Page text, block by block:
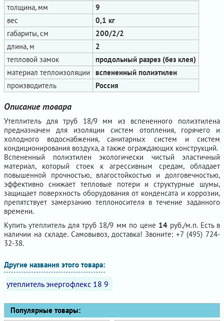
толщина, мм
9
вес
0,1 кг
габариты, см
200/2/2
длина, м
2
тепловой замок
продольный разрез (без клея)
материал теплоизоляции
вспененный полиэтилен
производитель
Россия
Описание товара
Утеплитель для труб 18/9 мм из вспененного полиэтилена
предназначен для изоляции систем отопления, горячего и
холодного водоснабжения, санитарных систем и систем
кондиционирования воздуха, а также ограждающих конструкций.
Вспененный полиэтилен экологически чистый эластичный
материал, который стоек к агрессивным средам, обладает
повышенной прочностью, влагостойкостью и долговечностью,
эффективно снижает тепловые потери и структурные шумы,
защищает поверхность оборудования от конденсата и коррозии,
препятствует замерзанию теплоносителя в течение заданного
времени.
Купить утеплитель для труб 18/9 мм по цене 14руб./м.п. Есть в
наличии на складе. Самовывоз, доставка! Звоните: +7 (495) 724-
32-38.
Другие названия этого товара:
утеплитель энергофлекс 18 9
Популярные товары: